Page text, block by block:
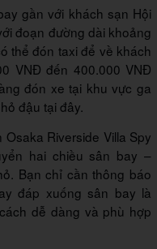
gần với khách sạn Hội
đoạn đường dài khoảng
thể đón taxi để về khách
VNĐ đến 400.000 VNĐ
đón xe tại khu vực ga
đậu tại đây.
Riverside Villa Spy
hai chiều sân bay –
Bạn chỉ cần thông báo
đáp xuống sân bay là
dễ dàng và phù hợp